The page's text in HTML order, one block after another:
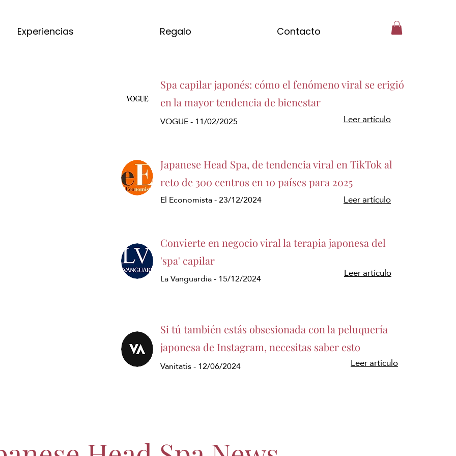
Experiencias Regalo Contacto
Spa capilar japonés: cómo el fenómeno viral se erigió
en la mayor tendencia de bienestar
VOGUE - 11/02/2025 Leer artículo
Japanese Head Spa, de tendencia viral en TikTok al
reto de 300 centros en 10 países para 2025
El Economista - 23/12/2024 Leer artículo
La Vanguardia - 15/12/2024
Convierte en negocio viral la terapia japonesa del
'spa' capilar
Leer artículo
Si tú también estás obsesionada con la peluquería
japonesa de Instagram, necesitas saber esto
Vanitatis - 12/06/2024 Leer artículo